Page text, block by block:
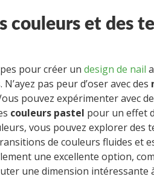
couleurs et des
pour créer un design de nail
pas peur d’oser avec des
pouvez expérimenter avec
couleurs pastel pour un effet
vous pouvez explorer des
de couleurs fluides et
une excellente option,
une dimension intéressante